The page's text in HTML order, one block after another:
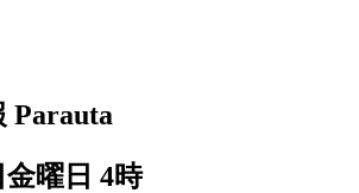
Parauta
金曜日 4時